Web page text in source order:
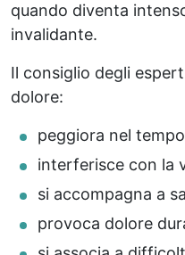
quando diventa
invalidante.
Il consiglio degli
dolore:
peggiora nel tempo
interferisce con la
si accompagna a
provoca dolore